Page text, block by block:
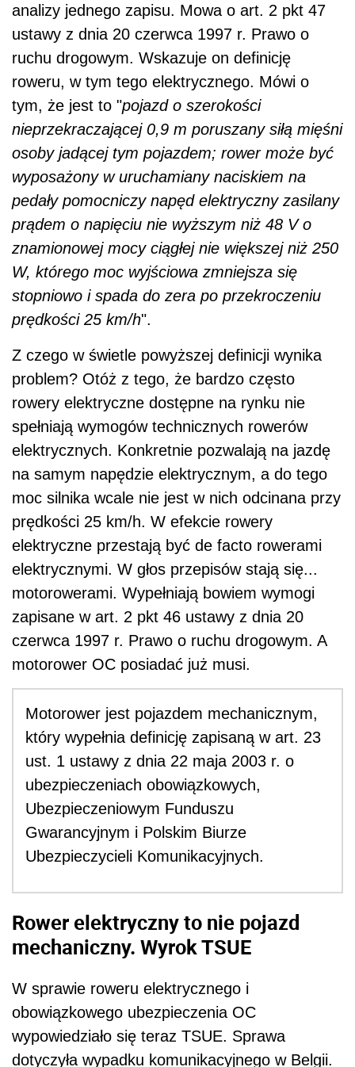
analizy jednego zapisu. Mowa o art. 2 pkt 47
ustawy z dnia 20 czerwca 1997 r. Prawo o
ruchu drogowym. Wskazuje on definicję
roweru, w tym tego elektrycznego. Mówi o
tym, że jest to "pojazd o szerokości
nieprzekraczającej 0,9 m poruszany siłą mięśni
osoby jadącej tym pojazdem; rower może być
wyposażony w uruchamiany naciskiem na
pedały pomocniczy napęd elektryczny zasilany
prądem o napięciu nie wyższym niż 48 V o
znamionowej mocy ciągłej nie większej niż 250
W, którego moc wyjściowa zmniejsza się
stopniowo i spada do zera po przekroczeniu
prędkości 25 km/h".
Z czego w świetle powyższej definicji wynika
problem? Otóż z tego, że bardzo często
rowery elektryczne dostępne na rynku nie
spełniają wymogów technicznych rowerów
elektrycznych. Konkretnie pozwalają na jazdę
na samym napędzie elektrycznym, a do tego
moc silnika wcale nie jest w nich odcinana przy
prędkości 25 km/h. W efekcie rowery
elektryczne przestają być de facto rowerami
elektrycznymi. W głos przepisów stają się...
motorowerami. Wypełniają bowiem wymogi
zapisane w art. 2 pkt 46 ustawy z dnia 20
czerwca 1997 r. Prawo o ruchu drogowym. A
motorower OC posiadać już musi.
Motorower jest pojazdem mechanicznym,
który wypełnia definicję zapisaną w art. 23
ust. 1 ustawy z dnia 22 maja 2003 r. o
ubezpieczeniach obowiązkowych,
Ubezpieczeniowym Funduszu
Gwarancyjnym i Polskim Biurze
Ubezpieczycieli Komunikacyjnych.
Rower elektryczny to nie pojazd
mechaniczny. Wyrok TSUE
W sprawie roweru elektrycznego i
obowiązkowego ubezpieczenia OC
wypowiedziało się teraz TSUE. Sprawa
dotyczyła wypadku komunikacyjnego w Belgii.